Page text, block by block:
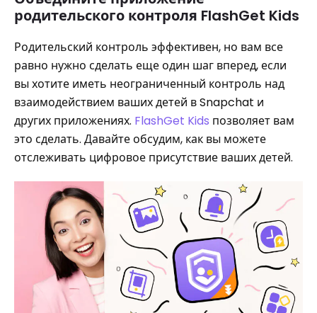
родительского контроля FlashGet Kids
Родительский контроль эффективен, но вам все
равно нужно сделать еще один шаг вперед, если
вы хотите иметь неограниченный контроль над
взаимодействием ваших детей в Snapchat и
других приложениях. FlashGet Kids позволяет вам
это сделать. Давайте обсудим, как вы можете
отслеживать цифровое присутствие ваших детей.